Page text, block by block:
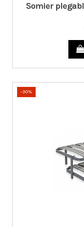
Somier
-30%